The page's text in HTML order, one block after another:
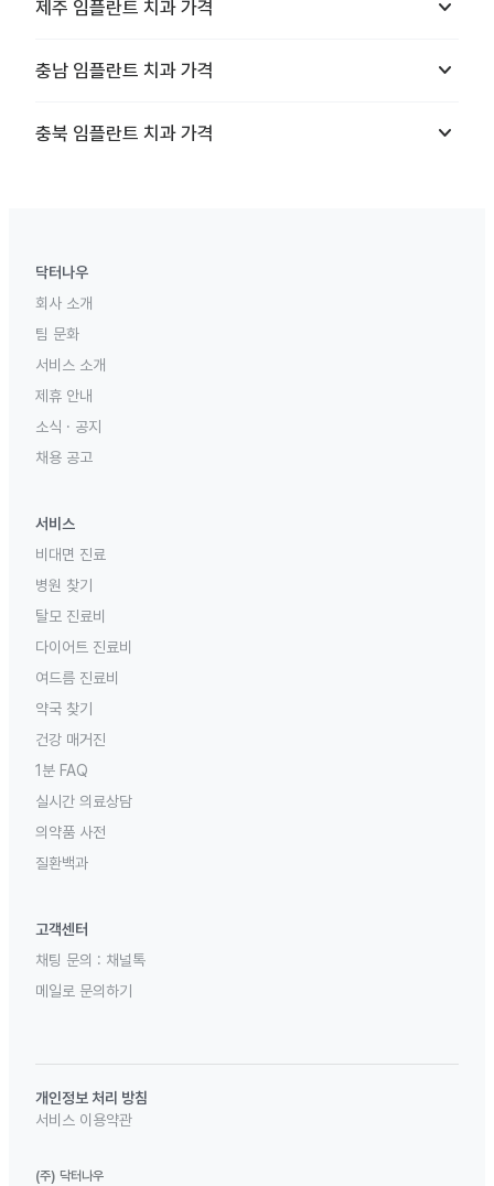
제주 임플란트 치과 가격 keyboard_arrow_down
충남 임플란트 치과 가격 keyboard_arrow_down
충북 임플란트 치과 가격 keyboard_arrow_down
닥터나우
회사 소개
팀 문화
서비스 소개
제휴 안내
소식 · 공지
채용 공고
서비스
비대면 진료
병원 찾기
탈모 진료비
다이어트 진료비
여드름 진료비
약국 찾기
건강 매거진
1분 FAQ
실시간 의료상담
의약품 사전
질환백과
고객센터
채팅 문의 : 채널톡
메일로 문의하기
개인정보 처리 방침
서비스 이용약관
(주) 닥터나우